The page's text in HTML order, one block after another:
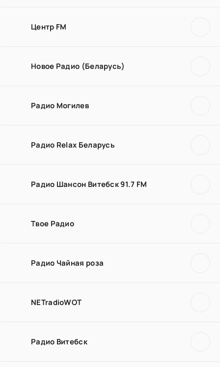
Центр FM
Новое Радио (Беларусь)
Радио Могилев
Радио Relax Беларусь
Радио Шансон Витебск 91.7 FM
Твое Радио
Радио Чайная роза
NETradioWOT
Радио Витебск